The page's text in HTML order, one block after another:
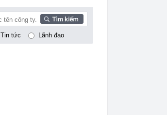
Tin tức Lãnh đạo